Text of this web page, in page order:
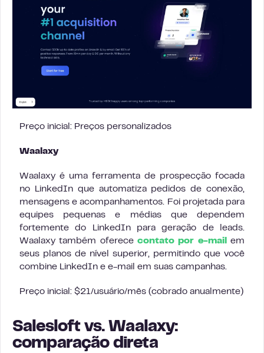
Preço inicial: Preços personalizados
Waalaxy
Waalaxy é uma ferramenta de prospecção focada
no LinkedIn que automatiza pedidos de conexão,
mensagens e acompanhamentos. Foi projetada para
equipes pequenas e médias que dependem
fortemente do LinkedIn para geração de leads.
Waalaxy também oferece contato por e-mail
em
seus planos de nível superior, permitindo que você
combine LinkedIn e e-mail em suas campanhas.
Preço inicial: $21/usuário/mês (cobrado anualmente)
Salesloft vs. Waalaxy:
comparação direta